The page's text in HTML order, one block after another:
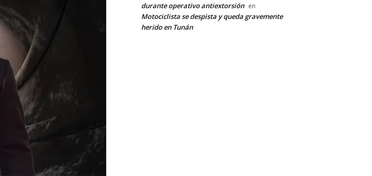
durante operativo antiextorsión en
Motociclista se despista y queda gravemente
herido en Tunán